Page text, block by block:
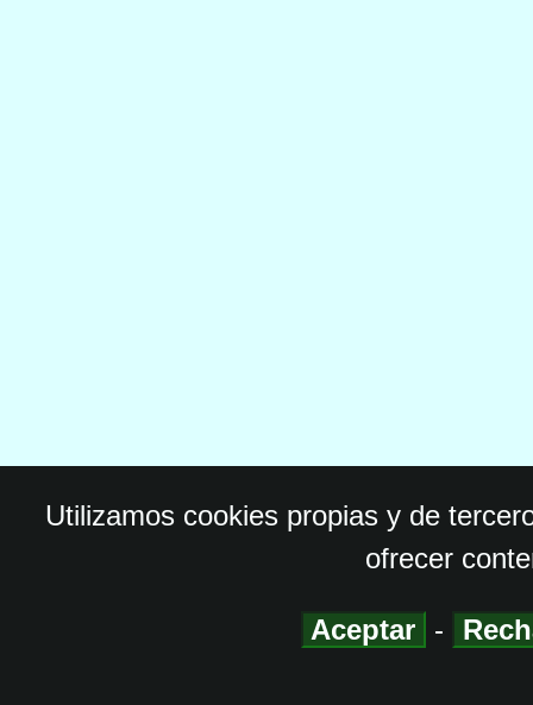
Utilizamos cookies propias y de
ofrecer
Aceptar -